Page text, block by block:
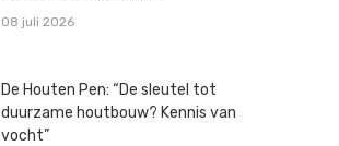
08 juli 2026
De Houten Pen: “De sleutel tot
duurzame houtbouw? Kennis van
vocht”